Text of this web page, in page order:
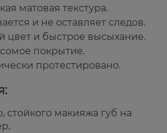
матовая текстура.
и не оставляет следов.
цвет и быстрое высыхание.
покрытие.
протестировано.
стойкого макияжа губ на